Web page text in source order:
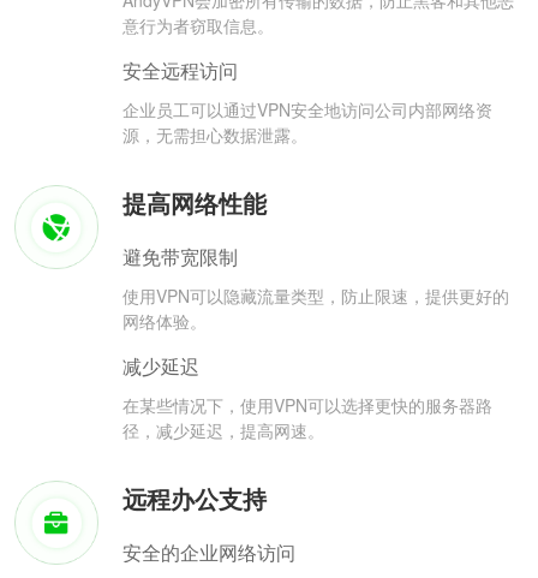
意行为者窃取信息。
安全远程访问
企业员工可以通过VPN安全地访问公司内部网络资
源，无需担心数据泄露。
提高网络性能
避免带宽限制
使用VPN可以隐藏流量类型，防止限速，提供更好的
网络体验。
减少延迟
在某些情况下，使用VPN可以选择更快的服务器路
径，减少延迟，提高网速。
远程办公支持
安全的企业网络访问